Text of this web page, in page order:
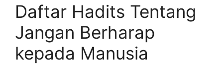
Daftar Hadits Tentang
Jangan Berharap
kepada Manusia